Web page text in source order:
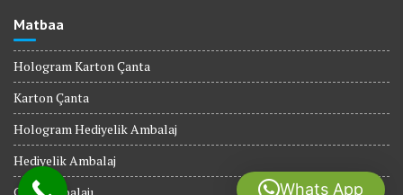
Matbaa
Hologram Karton Çanta
Karton Çanta
Hologram Hediyelik Ambalaj
Hediyelik Ambalaj
Gıda Ambalajı
Whats App